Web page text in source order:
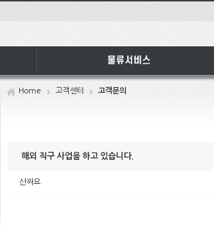
Home 고객센터 고객문의
해외 직구 사업을 하고 있습니다.
산짜요
Sketchbook5, 스케치북5
Sketchbook5, 스케치북5
Sketchbook5, 스케치북5
Sketchbook5, 스케치북5